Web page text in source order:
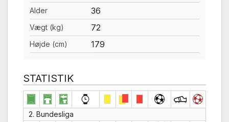
Alder 36
Vægt (kg) 72
Højde (cm) 179
STATISTIK
2. Bundesliga